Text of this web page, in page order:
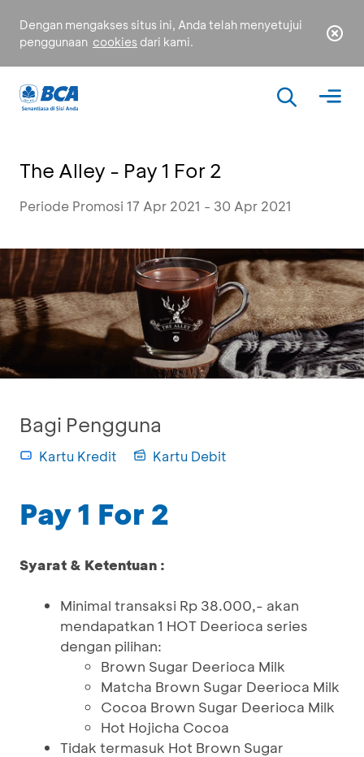
Dengan mengakses situs ini, Anda telah menyetujui
penggunaan cookies dari kami.
The Alley - Pay 1 For 2
Periode Promosi 17 Apr 2021 - 30 Apr 2021
Bagi Pengguna
Kartu Kredit Kartu Debit
Pay 1 For 2
Syarat & Ketentuan :
Minimal transaksi Rp 38.000,- akan
mendapatkan 1 HOT Deerioca series
dengan pilihan:
Brown Sugar Deerioca Milk
Matcha Brown Sugar Deerioca Milk
Cocoa Brown Sugar Deerioca Milk
Hot Hojicha Cocoa
Tidak termasuk Hot Brown Sugar